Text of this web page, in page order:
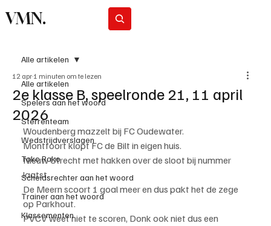
VMN.
Alle artikelen
Spelers aan het woord
Sterrenteam
Wedstrijdverslagen
Toko Roko
Scheidsrechter aan het woord
Trainer aan het woord
Klassementen
Alle artikelen
2e klasse B, speelronde 21, 11 april
2026
12 apr 1 minuten om te lezen
Woudenberg mazzelt bij FC Oudewater.
Montfoort klopt FC de Bilt in eigen huis.
Nieuw Utrecht met hakken over de sloot bij nummer
laatst.
De Meern scoort 1 goal meer en dus pakt het de zege
op Parkhout.
PVCV weet niet te scoren, Donk ook niet dus een